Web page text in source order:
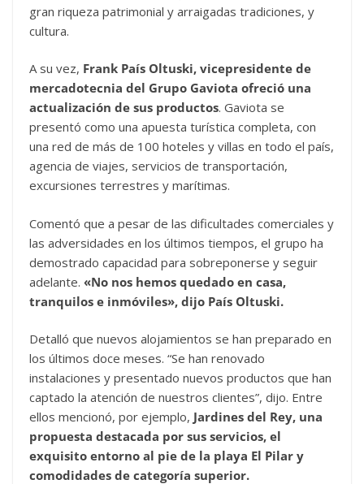
gran riqueza patrimonial y arraigadas tradiciones, y
cultura.
A su vez, Frank País Oltuski, vicepresidente de
mercadotecnia del Grupo Gaviota ofreció una
actualización de sus productos. Gaviota se
presentó como una apuesta turística completa, con
una red de más de 100 hoteles y villas en todo el país,
agencia de viajes, servicios de transportación,
excursiones terrestres y marítimas.
Comentó que a pesar de las dificultades comerciales y
las adversidades en los últimos tiempos, el grupo ha
demostrado capacidad para sobreponerse y seguir
adelante. «No nos hemos quedado en casa,
tranquilos e inmóviles», dijo País Oltuski.
Detalló que nuevos alojamientos se han preparado en
los últimos doce meses. “Se han renovado
instalaciones y presentado nuevos productos que han
captado la atención de nuestros clientes”, dijo. Entre
ellos mencionó, por ejemplo, Jardines del Rey, una
propuesta destacada por sus servicios, el
exquisito entorno al pie de la playa El Pilar y
comodidades de categoría superior.